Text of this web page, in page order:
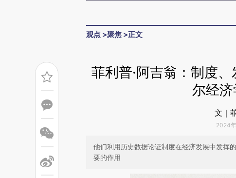
观点 >聚焦 >正文
菲利普·阿吉翁：制度
尔经
文｜
2024
他们利用历史数据论证制度在经济发展中发挥
要的作用